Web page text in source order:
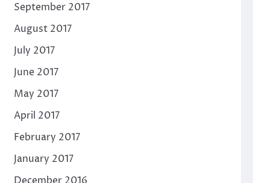
September 2017
August 2017
July 2017
June 2017
May 2017
April 2017
February 2017
January 2017